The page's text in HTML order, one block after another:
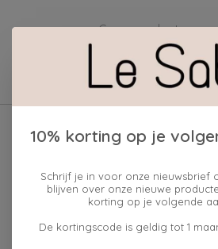
Geen producten
10% korting op je
Schrijf je in voor onze nieuwsbrief
blijven over onze nieuwe
korting op je volgende
De kortingscode is geldig tot 1